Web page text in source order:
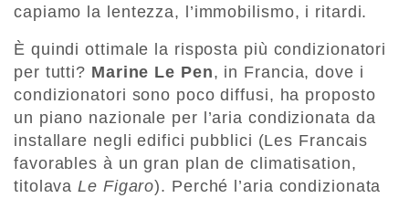
capiamo la lentezza, l’immobilismo, i ritardi.
È quindi ottimale la risposta più condizionatori
per tutti? Marine Le Pen, in Francia, dove i
condizionatori sono poco diffusi, ha proposto
un piano nazionale per l’aria condizionata da
installare negli edifici pubblici (Les Francais
favorables à un gran plan de climatisation,
titolavaLe Figaro). Perché l’aria condizionata